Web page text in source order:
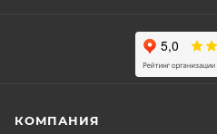
КОМПАНИЯ